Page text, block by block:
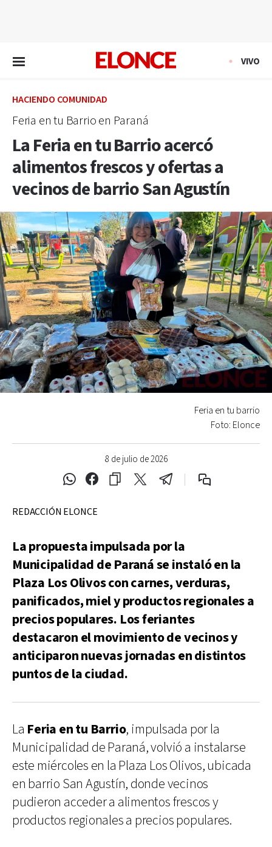
VIVO
HACIENDO COMUNIDAD
Feria en tu Barrio en Paraná
La Feria en tu Barrio acercó
alimentos frescos y ofertas a
vecinos de barrio San Agustín
8 de julio de 2026
Feria en tu barrio
Foto: Elonce
REDACCIÓN ELONCE
La propuesta impulsada por la
Municipalidad de Paraná se instaló en la
Plaza Los Olivos con carnes, verduras,
panificados, miel y productos regionales a
precios populares. Los feriantes
destacaron el movimiento de vecinos y
anticiparon nuevas jornadas en distintos
puntos de la ciudad.
La Feria en tu Barrio, impulsada por la
Municipalidad de Paraná, volvió a instalarse
este miércoles en la Plaza Los Olivos, ubicada
en barrio San Agustín, donde vecinos
pudieron acceder a alimentos frescos y
productos regionales a precios populares.